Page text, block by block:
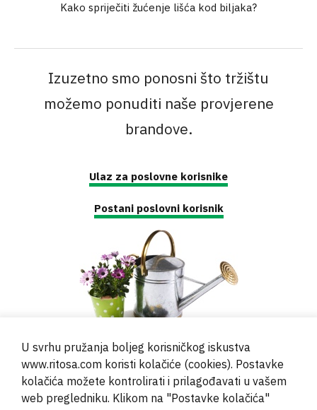
Kako spriječiti žućenje lišća kod biljaka?
Izuzetno smo ponosni što tržištu
možemo ponuditi naše provjerene
brandove.
Ulaz za poslovne korisnike
Postani poslovni korisnik
U svrhu pružanja boljeg korisničkog iskustva
www.ritosa.com koristi kolačiće (cookies). Postavke
kolačića možete kontrolirati i prilagođavati u vašem
web pregledniku. Klikom na "Postavke kolačića"